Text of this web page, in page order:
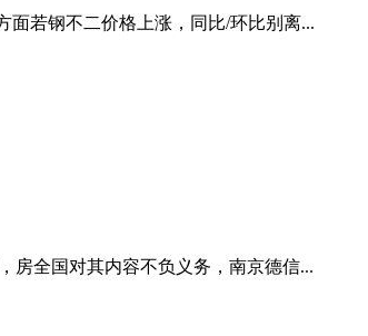
若钢不二价格上涨，同比/环比别离...
房全国对其内容不负义务，南京德信...